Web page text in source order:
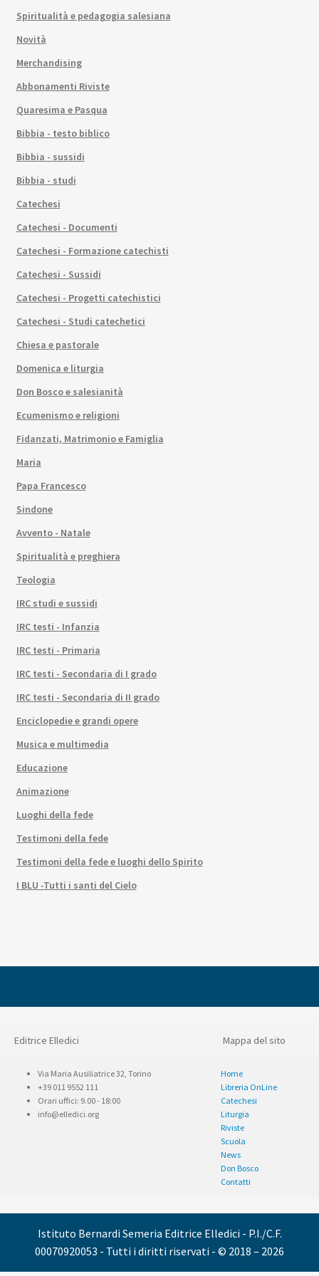
Spiritualità e pedagogia salesiana
Novità
Merchandising
Abbonamenti Riviste
Quaresima e Pasqua
Bibbia - testo biblico
Bibbia - sussidi
Bibbia - studi
Catechesi
Catechesi - Documenti
Catechesi - Formazione catechisti
Catechesi - Sussidi
Catechesi - Progetti catechistici
Catechesi - Studi catechetici
Chiesa e pastorale
Domenica e liturgia
Don Bosco e salesianità
Ecumenismo e religioni
Fidanzati, Matrimonio e Famiglia
Maria
Papa Francesco
Sindone
Avvento - Natale
Spiritualità e preghiera
Teologia
IRC studi e sussidi
IRC testi - Infanzia
IRC testi - Primaria
IRC testi - Secondaria di I grado
IRC testi - Secondaria di II grado
Enciclopedie e grandi opere
Musica e multimedia
Educazione
Animazione
Luoghi della fede
Testimoni della fede
Testimoni della fede e luoghi dello Spirito
I BLU -Tutti i santi del Cielo
Editrice Elledici Mappa del sito
Via Maria Ausiliatrice 32, Torino
+39 011 9552 111
Orari uffici: 9.00 - 18:00
info@elledici.org
Home
Libreria OnLine
Catechesi
Liturgia
Riviste
Scuola
News
Don Bosco
Contatti
Istituto Bernardi Semeria Editrice Elledici - P.I./C.F.
00070920053 - Tutti i diritti riservati - © 2018 – 2026